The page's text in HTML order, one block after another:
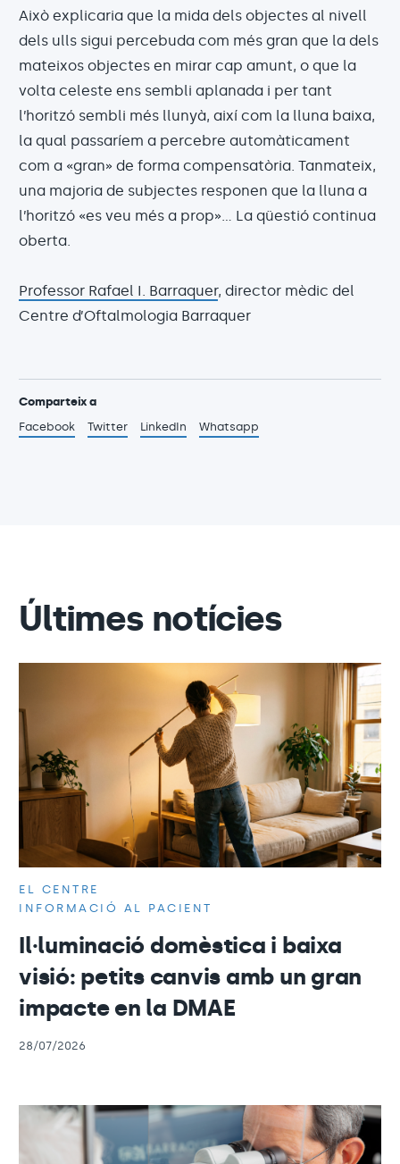
Això explicaria que la mida dels objectes al nivell
dels ulls sigui percebuda com més gran que la dels
mateixos objectes en mirar cap amunt, o que la
volta celeste ens sembli aplanada i per tant
l’horitzó sembli més llunyà, així com la lluna baixa,
la qual passaríem a percebre automàticament
com a «gran» de forma compensatòria. Tanmateix,
una majoria de subjectes responen que la lluna a
l’horitzó «es veu més a prop»… La qüestió continua
oberta.
Professor Rafael I. Barraquer, director mèdic del
Centre d’Oftalmologia Barraquer
Comparteix a
Facebook
Twitter LinkedIn Whatsapp
Últimes notícies
EL CENTRE
INFORMACIÓ AL PACIENT
Il·luminació domèstica i baixa
visió: petits canvis amb un gran
impacte en la DMAE
28/07/2026